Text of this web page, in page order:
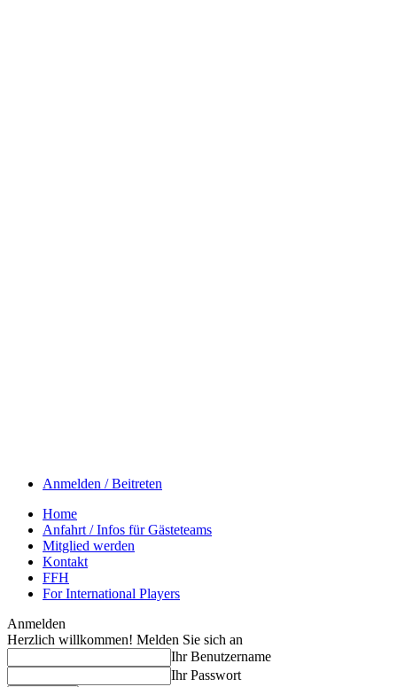
Anmelden / Beitreten
Home
Anfahrt / Infos für Gästeteams
Mitglied werden
Kontakt
FFH
For International Players
Anmelden
Herzlich willkommen! Melden Sie sich an
Ihr Benutzername
Ihr Passwort